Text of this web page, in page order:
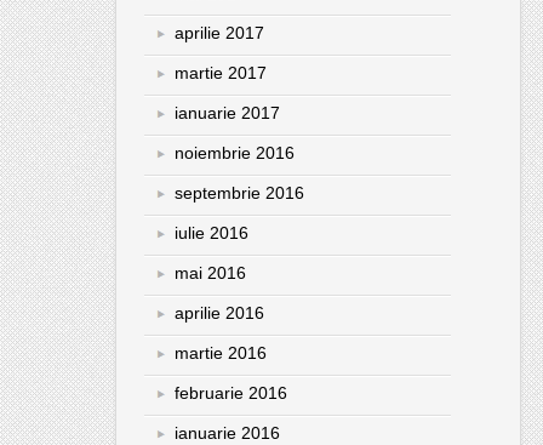
aprilie 2017
martie 2017
ianuarie 2017
noiembrie 2016
septembrie 2016
iulie 2016
mai 2016
aprilie 2016
martie 2016
februarie 2016
ianuarie 2016